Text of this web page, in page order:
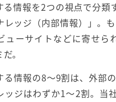
情報を2つの視点で分
レッジ（内部情報）」。
ューサイトなどに寄せ
。
る情報の8～9割は、外部
ッジはわずか1〜2割。当